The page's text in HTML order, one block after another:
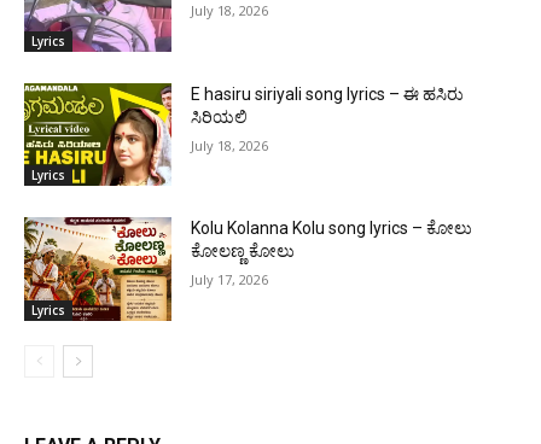
Lyrics
July 18, 2026
Lyrics
E hasiru siriyali song lyrics – ಈ ಹಸಿರು
ಸಿರಿಯಲಿ
July 18, 2026
Lyrics
Kolu Kolanna Kolu song lyrics – ಕೋಲು
ಕೋಲಣ್ಣ ಕೋಲು
July 17, 2026